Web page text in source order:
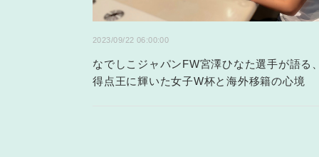
2023/09/22 06:00:00
なでしこジャパンFW宮澤ひなた選手が語る
得点王に輝いた女子W杯と海外移籍の心境